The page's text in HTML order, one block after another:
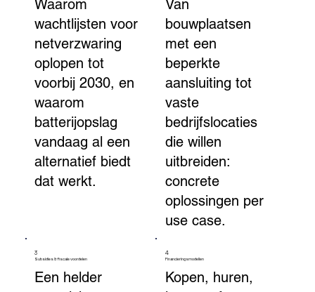
Waarom
wachtlijsten voor
netverzwaring
oplopen tot
voorbij 2030, en
waarom
batterijopslag
vandaag al een
alternatief biedt
dat werkt.
Van
bouwplaatsen
met een
beperkte
aansluiting tot
vaste
bedrijfslocaties
die willen
uitbreiden:
concrete
oplossingen per
use case.
3
Subsidies & fiscale voordelen
Een helder
4
Financieringsmodellen
Kopen, huren,